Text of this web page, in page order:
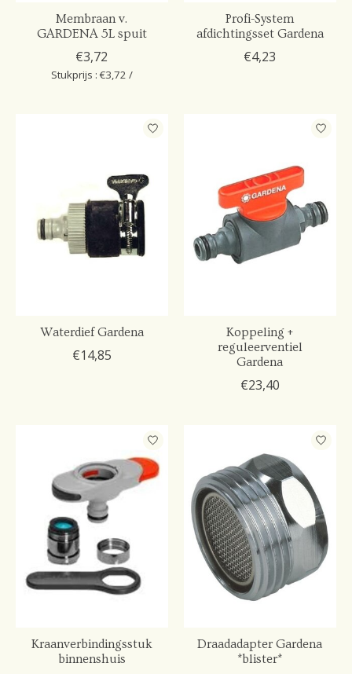
Membraan v.
GARDENA 5L spuit
€3,72
Stukprijs : €3,72 /
Profi-System
afdichtingsset Gardena
€4,23
Waterdief Gardena
€14,85
Koppeling +
reguleerventiel
Gardena
€23,40
Kraanverbindingsstuk
binnenshuis
Draadadapter Gardena
*blister*